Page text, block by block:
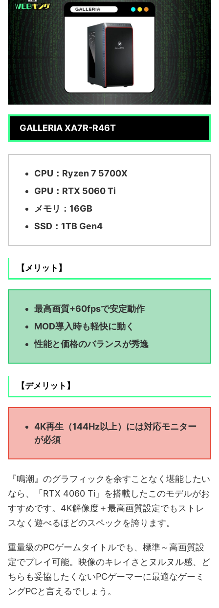
GALLERIA XA7R-R46T
CPU：Ryzen 7 5700X
GPU：RTX 5060 Ti
メモリ：16GB
SSD：1TB Gen4
【メリット】
最高画質+60fpsで安定動作
MOD導入時も軽快に動く
性能と価格のバランスが秀逸
【デメリット】
4K再生（144Hz以上）には対応モニター
が必須
『鳴潮』のグラフィックを余すことなく堪能したい
なら、「RTX 4060 Ti」を搭載したこのモデルがお
すすめです。4K解像度＋最高画質設定でもストレ
スなく遊べるほどのスペックを誇ります。
重量級のPCゲームタイトルでも、標準～高画質設
定でプレイ可能。映像のキレイさとヌルヌル感、ど
ちらも妥協したくないPCゲーマーに最適なゲーミ
ングPCと言えるでしょう。